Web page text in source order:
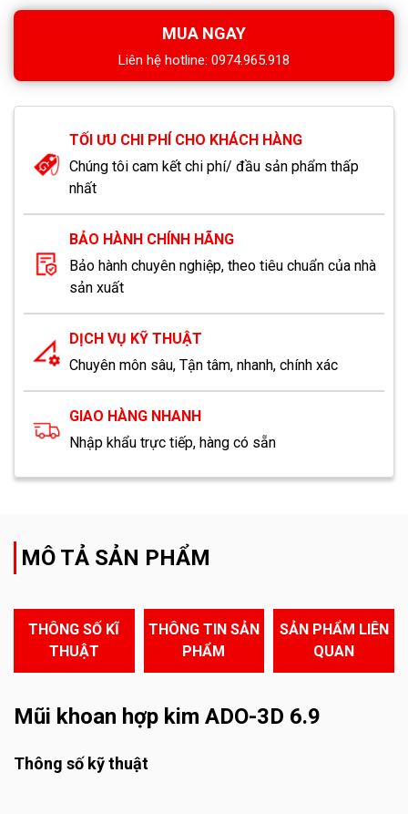
MUA NGAY
Liên hệ hotline: 0974.965.918
TỐI ƯU CHI PHÍ CHO KHÁCH HÀNG
Chúng tôi cam kết chi phí/ đầu sản phẩm thấp
nhất
BẢO HÀNH CHÍNH HÃNG
Bảo hành chuyên nghiệp, theo tiêu chuẩn của nhà
sản xuất
DỊCH VỤ KỸ THUẬT
Chuyên môn sâu, Tận tâm, nhanh, chính xác
GIAO HÀNG NHANH
Nhập khẩu trực tiếp, hàng có sẵn
MÔ TẢ SẢN PHẨM
THÔNG SỐ KĨ
THUẬT
THÔNG TIN SẢN
PHẨM
SẢN PHẨM LIÊN
QUAN
Mũi khoan hợp kim ADO-3D 6.9
Thông số kỹ thuật